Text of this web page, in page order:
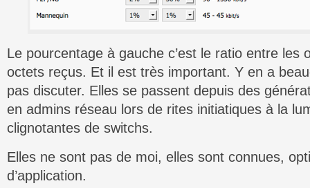
Le pourcentage à gauche c’est le ratio entre les
octets reçus. Et il est très important. Y en a
pas discuter. Elles se passent depuis des
en admins réseau lors de rites initiatiques à la
clignotantes de switchs.
Elles ne sont pas de moi, elles sont connues,
d’application.